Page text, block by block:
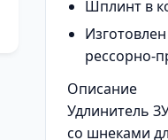
Шплинт в
рессорно-
Описание
Удлинитель
со шнеками